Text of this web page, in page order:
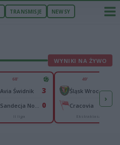
TRANSMISJE NEWSY
WYNIKI NA ŻYWO
68'
Avia Świdnik 3
0
II liga
49'
Śląsk Wrocław 0
Cracovia 0
Ekstraklasa
›